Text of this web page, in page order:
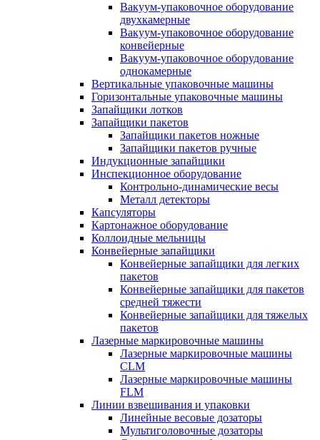
Вакуум-упаковочное оборудование
двухкамерные
Вакуум-упаковочное оборудование
конвейерные
Вакуум-упаковочное оборудование
однокамерные
Вертикальные упаковочные машины
Горизонтальные упаковочные машины
Запайщики лотков
Запайщики пакетов
Запайщики пакетов ножные
Запайщики пакетов ручные
Индукционные запайщики
Инспекционное оборудование
Контрольно-динамические весы
Металл детекторы
Капсуляторы
Картонажное оборудование
Коллоидные мельницы
Конвейерные запайщики
Конвейерные запайщики для легких
пакетов
Конвейерные запайщики для пакетов
средней тяжести
Конвейерные запайщики для тяжелых
пакетов
Лазерные маркировочные машины
Лазерные маркировочные машины
CLM
Лазерные маркировочные машины
FLM
Линии взвешивания и упаковки
Линейные весовые дозаторы
Мультиголовочные дозаторы